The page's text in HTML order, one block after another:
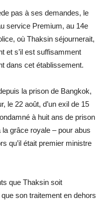
pas à ses demandes, le
service Premium, au 14e
où Thaksin séjournerait,
et s’il est suffisamment
dans cet établissement.
la prison de Bangkok,
le 22 août, d’un exil de 15
à huit ans de prison
grâce royale – pour abus
qu’il était premier ministre
que Thaksin soit
son traitement en dehors